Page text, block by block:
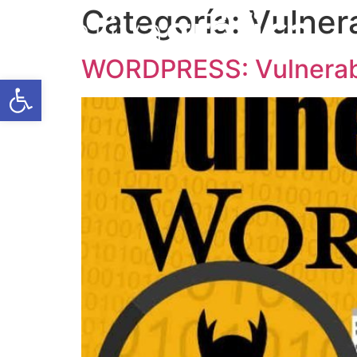
Abrir barra de herramientas
Categoría:
WORDPRESS: